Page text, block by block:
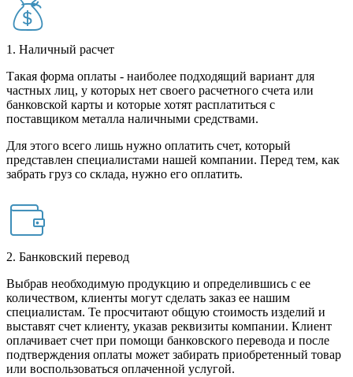
1. Наличный расчет
Такая форма оплаты - наиболее подходящий вариант для
частных лиц, у которых нет своего расчетного счета или
банковской карты и которые хотят расплатиться с
поставщиком металла наличными средствами.
Для этого всего лишь нужно оплатить счет, который
представлен специалистами нашей компании. Перед тем, как
забрать груз со склада, нужно его оплатить.
2. Банковский перевод
Выбрав необходимую продукцию и определившись с ее
количеством, клиенты могут сделать заказ ее нашим
специалистам. Те просчитают общую стоимость изделий и
выставят счет клиенту, указав реквизиты компании. Клиент
оплачивает счет при помощи банковского перевода и после
подтверждения оплаты может забирать приобретенный товар
или воспользоваться оплаченной услугой.